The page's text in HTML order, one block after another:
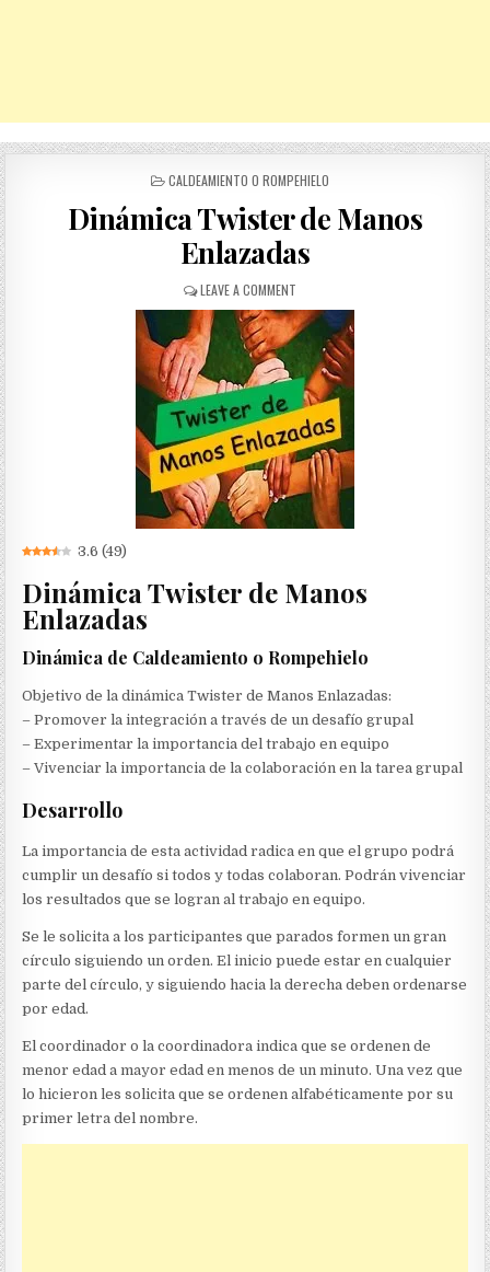
POSTED
CALDEAMIENTO O ROMPEHIELO
Dinámica Twister de Manos
Enlazadas
LEAVE A COMMENTON
DINÁMICA
TWISTER
DE
MANOS
ENLAZADAS
3.6 (49)
Dinámica Twister de Manos
Enlazadas
Dinámica de Caldeamiento o Rompehielo
Objetivo de la dinámica Twister de Manos Enlazadas:
– Promover la integración a través de un desafío grupal
– Experimentar la importancia del trabajo en equipo
– Vivenciar la importancia de la colaboración en la tarea grupal
Desarrollo
La importancia de esta actividad radica en que el grupo podrá
cumplir un desafío si todos y todas colaboran. Podrán vivenciar
los resultados que se logran al trabajo en equipo.
Se le solicita a los participantes que parados formen un gran
círculo siguiendo un orden. El inicio puede estar en cualquier
parte del círculo, y siguiendo hacia la derecha deben ordenarse
por edad.
El coordinador o la coordinadora indica que se ordenen de
menor edad a mayor edad en menos de un minuto. Una vez que
lo hicieron les solicita que se ordenen alfabéticamente por su
primer letra del nombre.